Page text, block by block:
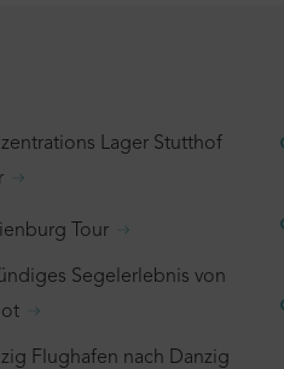
Lager Stutthof
Tour
Segelerlebnis von
Flughafen nach Danzig